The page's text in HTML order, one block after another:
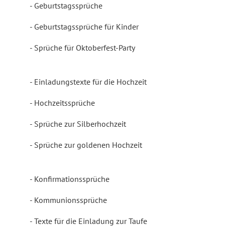
Geburtstagssprüche
Geburtstagssprüche für Kinder
Sprüche für Oktoberfest-Party
Einladungstexte für die Hochzeit
Hochzeitssprüche
Sprüche zur Silberhochzeit
Sprüche zur goldenen Hochzeit
Konfirmationssprüche
Kommunionssprüche
Texte für die Einladung zur Taufe